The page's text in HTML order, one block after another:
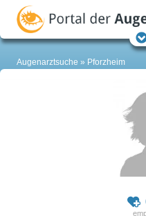
Augenarztsuche Pforzheim